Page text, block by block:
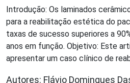
Introdução: Os laminados
para a reabilitação estética do
taxas de sucesso superiores a
anos em função. Objetivo: Este
apresentar um caso clínico de
Autores: Flávio Domingues